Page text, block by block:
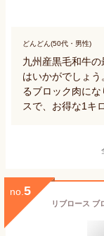
どんどん(50代・男性)
九州産黒毛和牛
はいかがでしょ
るブロック肉に
スで、お得な1キ
no. 5